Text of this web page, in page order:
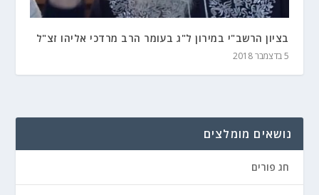
בציון הרשב"י במירון ל"ג בעומר הרב מרדכי אליהו זצ"ל
5 בדצמבר 2018
נושאים מומלצים
חג פורים